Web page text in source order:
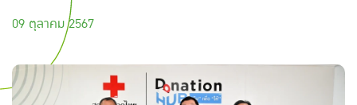
09 ตุลาคม 2567